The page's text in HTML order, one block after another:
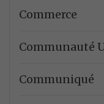
Commerce
Communauté
Communiqué